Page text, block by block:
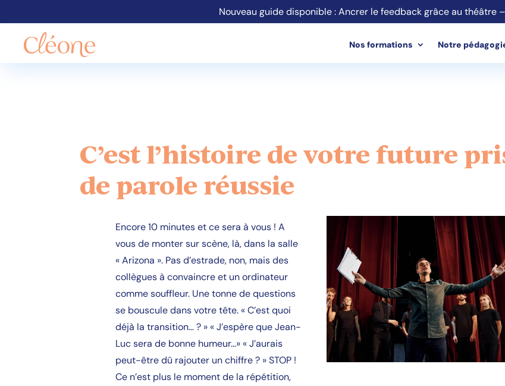
Nouveau guide disponible : Ancrer le feedback grâce au théâtre
Nos formations Notre
C’est l’histoire de votre future
de parole réussie
Encore 10 minutes et ce sera à vous ! A
vous de monter sur scène, là, dans la salle
« Arizona ». Pas d’estrade, non, mais des
collègues à convaincre et un ordinateur
comme souffleur. Une tonne de questions
se bouscule dans votre tête. « C’est quoi
déjà la transition… ? » « J’espère que Jean-
Luc sera de bonne humeur…» « J’aurais
peut-être dû rajouter un chiffre ? » STOP !
Ce n’est plus le moment de la répétition,